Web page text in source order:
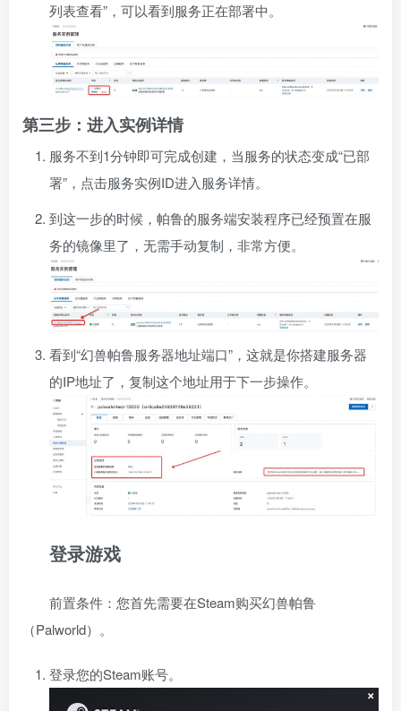
列表查看”，可以看到服务正在部署中。
第三步：进入实例详情
服务不到1分钟即可完成创建，当服务的状态变成“已部
署”，点击服务实例ID进入服务详情。
到这一步的时候，帕鲁的服务端安装程序已经预置在服
务的镜像里了，无需手动复制，非常方便。
看到“幻兽帕鲁服务器地址端口”，这就是你搭建服务器
的IP地址了，复制这个地址用于下一步操作。
登录游戏
前置条件：您首先需要在Steam购买幻兽帕鲁
（Palworld）。
登录您的Steam账号。